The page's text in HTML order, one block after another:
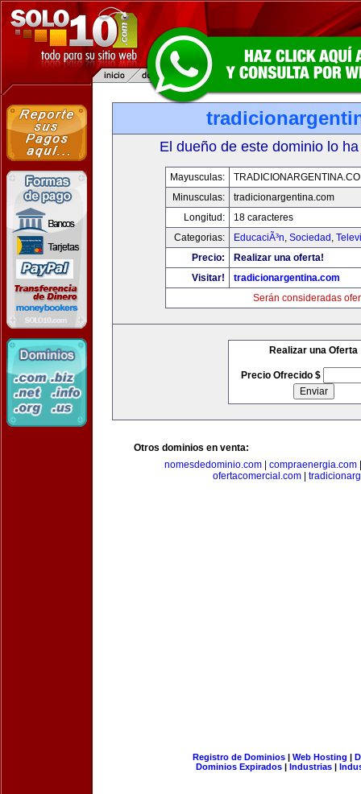
El dueño de este dominio lo
Mayusculas:
Minusculas:
tradicionargentina.com
Longitud:
18 caracteres
Categorias:
EducaciÃ³n, Sociedad ,
Precio:
Realizar una oferta!
Visitar!
tradicionargentina.com
Serán consideradas
Realizar una Oferta
Precio Ofrecido $
Otros dominios en venta:
nomesdedominio.com| compraenergia.com
ofertacomercial.com
Registro de Dominios| Web Hosting |
Dominios Expirados | Industrias |